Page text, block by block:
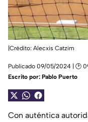
|Crédito: Alecxis Catzim
Publicado 09/05/2024 | 🕑
Escrito por: Pablo Puerto
Con auténtica